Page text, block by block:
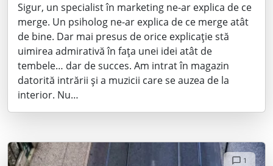
Sigur, un specialist în marketing ne-ar explica de ce
merge. Un psiholog ne-ar explica de ce merge atât
de bine. Dar mai presus de orice explicație stă
uimirea admirativă în fața unei idei atât de
tembele… dar de succes. Am intrat în magazin
datorită intrării și a muzicii care se auzea de la
interior. Nu…
1